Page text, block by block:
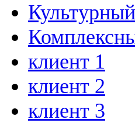
клиент 1
клиент 2
клиент 3